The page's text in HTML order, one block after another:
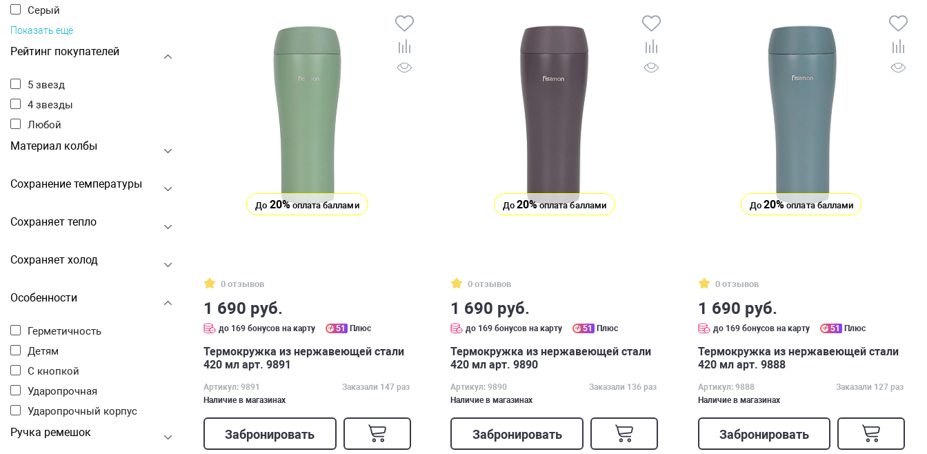
Серый
Показать ещё
Рейтинг покупателей
5 звезд
4 звезды
Любой
Материал колбы
Сохранение температуры
Сохраняет тепло
Сохраняет холод
Особенности
Герметичность
Детям
С кнопкой
Ударопрочная
Ударопрочный корпус
Ручка ремешок
До 20%оплата баллами
0 отзывов
1 690 руб.
до 169 бонусов на карту 51 Плюс
Термокружка из нержавеющей стали
420 мл арт. 9891
Артикул: 9891
Заказали 147 раз
Наличие в магазинах
Забронировать
До 20%оплата баллами
0 отзывов
1 690 руб.
до 169 бонусов на карту 51 Плюс
Термокружка из нержавеющей стали
420 мл арт. 9890
Артикул: 9890
Заказали 136 раз
Наличие в магазинах
Забронировать
До20%оплата баллами
0 отзывов
1 690 руб.
до 169 бонусов на карту 51 Плюс
Термокружка из нержавеющей стали
420 мл арт. 9888
Артикул: 9888
Заказали 127 раз
Наличие в магазинах
Забронировать